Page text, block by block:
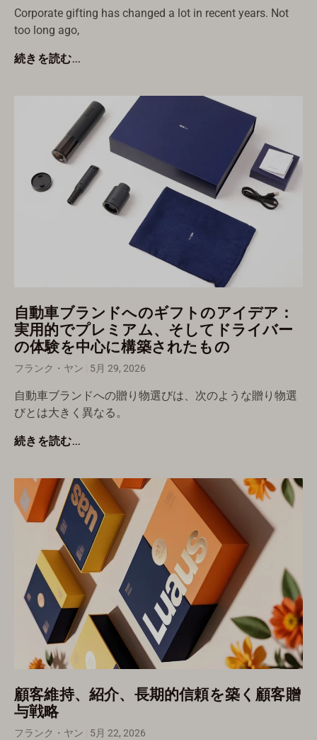
Corporate gifting has changed a lot in recent years. Not
too long ago,
続きを読む...
自動車ブランドへのギフトのアイデア：
実用的でプレミアム、そしてドライバー
の体験を中心に構築されたもの
フランク・ヤン 5月 29, 2026
自動車ブランドへの贈り物選びは、次のような贈り物選
びとは大きく異なる。
続きを読む...
顧客維持、紹介、長期的信頼を築く顧客贈
与戦略
フランク・ヤン 5月 22, 2026